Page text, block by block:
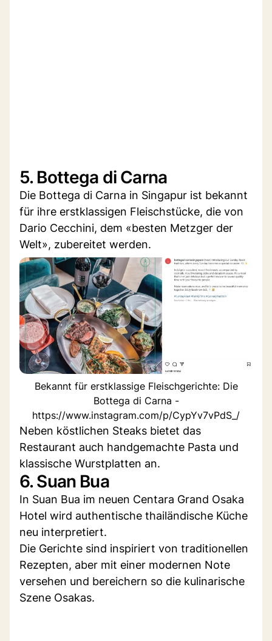
5. Bottega di Carna
Die Bottega di Carna in Singapur ist bekannt
für ihre erstklassigen Fleischstücke, die von
Dario Cecchini, dem «besten Metzger der
Welt», zubereitet werden.
Bekannt für erstklassige Fleischgerichte: Die
Bottega di Carna -
https://www.instagram.com/p/CypYv7vPdS_/
Neben köstlichen Steaks bietet das
Restaurant auch handgemachte Pasta und
klassische Wurstplatten an.
6. Suan Bua
In Suan Bua im neuen Centara Grand Osaka
Hotel wird authentische thailändische Küche
neu interpretiert.
Die Gerichte sind inspiriert von traditionellen
Rezepten, aber mit einer modernen Note
versehen und bereichern so die kulinarische
Szene Osakas.